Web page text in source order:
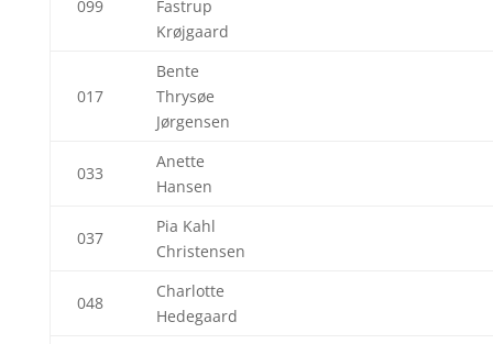
099
Fastrup
Krøjgaard
017
Bente
Thrysøe
Jørgensen
033
Anette
Hansen
037
Pia Kahl
Christensen
048
Charlotte
Hedegaard